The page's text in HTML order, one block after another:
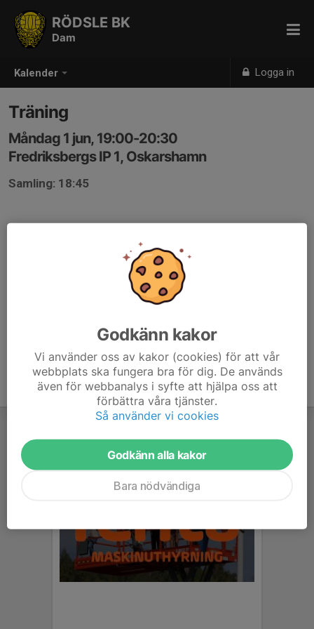
Kalender Logga in
RÖDSLE BK
Dam
Träning
Måndag 1 jun, 19:00-20:30
Fredriksbergs IP 1, Oskarshamn
Samling: 18:45
Godkänn kakor
Vi använder oss av kakor (cookies) för att vår
webbplats ska fungera bra för dig. De används
även för webbanalys i syfte att hjälpa oss att
förbättra våra tjänster.
Så använder vi cookies
Godkänn alla kakor
Bara nödvändiga